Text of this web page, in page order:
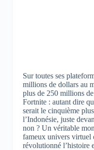
Sur toutes ses
millions de dollars au
plus de 250 millions
Fortnite : autant dire
serait le cinquième
l’Indonésie, juste
non ? Un véritable
fameux univers virtuel
révolutionné l’histoire